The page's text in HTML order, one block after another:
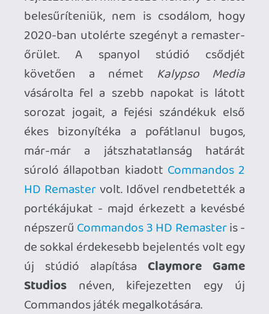
amire némi habozás után rá is vetettem
magam Steamen május elején. Ízléses és
letisztult menü fogadott a jól
megszokott katonás zenei témaval, a
beállításoknál örömmel konstatáltam a
UWQHD (3440 X 1440) felbontású
monitorom támogatását és már
töltődött is az első, tutorialként is
funkcionáló pálya, magától értetődően a
legkeményebb "VETERAN" nehézségi
Gonzo Suarez
ék által
lefektetett stabil alapok szinte semmit
nem változtak a kezdetek óta. A
madártávlatból követett izometrikus
nézetű virtuális terepasztalok
hemzsegnek a fritzektől, a játékosnak
egy elit kommandós egység
parancsokaként a teljesen eltérő
képességekkel és felszereléssel
rendelkező katonáival kell közöttük
rendet vágni, valamint ellenséges